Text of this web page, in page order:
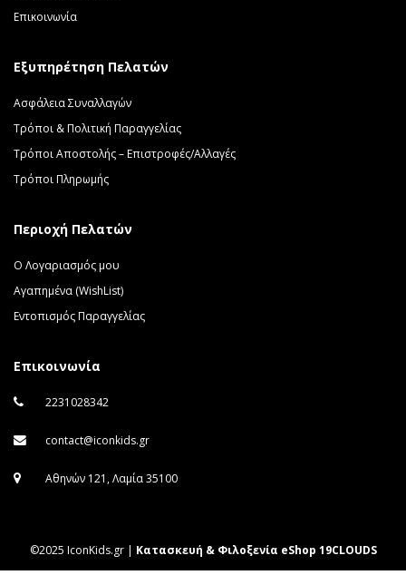
Επικοινωνία
Εξυπηρέτηση Πελατών
Ασφάλεια Συναλλαγών
Τρόποι & Πολιτική Παραγγελίας
Τρόποι Αποστολής – Επιστροφές/Αλλαγές
Τρόποι Πληρωμής
Περιοχή Πελατών
Ο Λογαριασμός μου
Αγαπημένα (WishList)
Εντοπισμός Παραγγελίας
Επικοινωνία
2231028342
contact@iconkids.gr
Αθηνών 121, Λαμία 35100
©2025 IconKids.gr | Κατασκευή & Φιλοξενία eShop 19CLOUDS